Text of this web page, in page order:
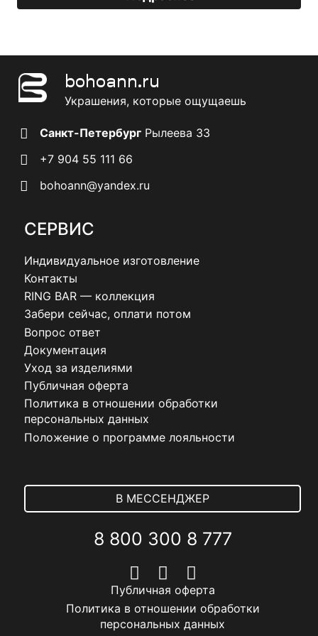
странице
bohoann.ru
Украшения, которые ощущаешь
Санкт-Петербург Рылеева 33
+7 904 55 111 66
bohoann@yandex.ru
СЕРВИС
Индивидуальное изготовление
Контакты
RING BAR — коллекция
Забери сейчас, оплати потом
Вопрос ответ
Документация
Уход за изделиями
Публичная оферта
Политика в отношении обработки
персональных данных
Положение о программе лояльности
В МЕССЕНДЖЕР
8 800 300 8 777
Публичная оферта
Политика в отношении обработки
персональных данных